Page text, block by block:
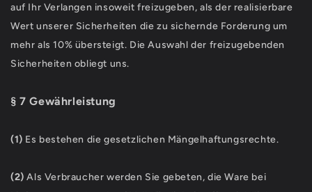
auf Ihr Verlangen insoweit freizugeben, als der realisierbare
Wert unserer Sicherheiten die zu sichernde Forderung um
mehr als 10% übersteigt. Die Auswahl der freizugebenden
Sicherheiten obliegt uns.
§ 7 Gewährleistung
(1) Es bestehen die gesetzlichen Mängelhaftungsrechte.
(2) Als Verbraucher werden Sie gebeten, die Ware bei